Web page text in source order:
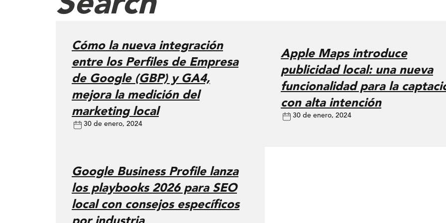
Cómo la nueva integración
entre los Perfiles de Empresa
de Google (GBP) y GA4,
mejora la medición del
marketing local
30 de enero, 2024
Apple Maps introduce
publicidad local: una nueva
funcionalidad para la
con alta intención
30 de enero, 2024
Google Business Profile lanza
los playbooks 2026 para SEO
local con consejos específicos